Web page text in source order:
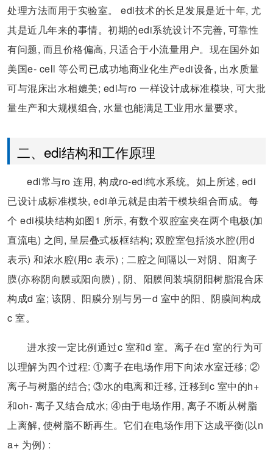
处理方法而用于实验室。 edi技术的长足发展是近十年, 尤
其是近几年来的事情。初期的edi系统设计不完善, 可靠性
有问题, 而且价格偏高, 只适合于小流量用户。现在国外如
美国e- cell 等公司已成功地商业化生产edi设备, 出水质量
可与混床出水相媲美; edi与ro 一样设计成标准模块, 可大批
量生产和大规模组合, 水量也能满足工业用水量要求。
二、edi结构和工作原理
edi常与ro 连用, 构成ro-edi纯水系统。如上所述, edi
已设计成标准模块, edi单元就是由若干模块组合而成。每
个 edi模块结构如图1 所示, 有数个双腔室夹在两个电极(加
直流电) 之间, 呈层叠式板框结构; 双腔室包括淡水腔(用d
表示) 和浓水腔(用c 表示) ; 二腔之间隔以一对阴、阳离子
膜(亦称阴向膜或阳向膜) , 阴、阳膜间装填阴阳树脂混合床
构成d 室; 该阴、阳膜分别与另一d 室中的阳、阴膜间构成
c 室。
进水按一定比例通过c 室和d 室。离子在d 室的行为可
以理解为四个过程: ①离子在电场作用下向浓水室迁移; ②
离子与树脂的结合; ③水的电离和迁移, 迁移到c 室中的h+
和oh- 离子又结合成水; ④由于电场作用, 离子不断从树脂
上离解, 使树脂不断再生。它们在电场作用下达成平衡(以n
a+ 为例) :